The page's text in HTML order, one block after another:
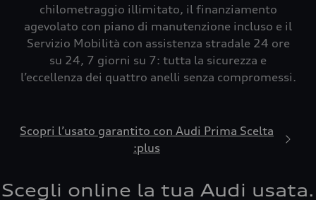
chilometraggio illimitato, il finanziamento
agevolato con piano di manutenzione incluso e il
Servizio Mobilità con assistenza stradale 24 ore
su 24, 7 giorni su 7: tutta la sicurezza e
l’eccellenza dei quattro anelli senza compromessi.
Scopri l’usato garantito con Audi Prima Scelta
:plus
Scegli online la tua Audi usata.